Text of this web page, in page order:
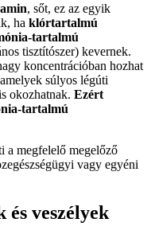
, sőt, ez az egyik
ha klórtartalmú
tartalmú
tisztítószer) kevernek.
koncentrációban hozhat
súlyos légúti
okozhatnak. Ezért
tartalmú
a megfelelő megelőző
vagy egyéni
és veszélyek